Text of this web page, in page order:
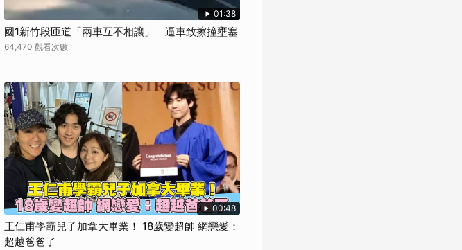
01:38
國1新竹段匝道「兩車互不相讓」 逼車致擦撞壅塞
64,470 觀看次數
00:48
王仁甫學霸兒子加拿大畢業！ 18歲變超帥 網戀愛：
超越爸爸了